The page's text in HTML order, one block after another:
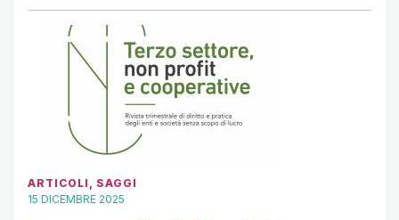
ARTICOLI , SAGGI
15 DICEMBRE 2025